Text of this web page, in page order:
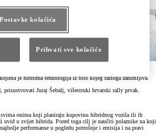
diploma polaznicima 5. sezone Toyota hibridne škole.
je hibridna tehnologija iz bilo kojeg razloga zanimljiva.
prisustvovati Juraj Šebalj, višestruki hrvatski rally prvak.
svima onima koji planiraju kupovinu hibridnog vozila ili ih
uvid u svijet hibrida. Pored toga cilj je naučiti polaznike na koji
performanse u pogledu potrošnje i emisija i na pravi
Postavke kolačića
Prihvati sve kolačiće